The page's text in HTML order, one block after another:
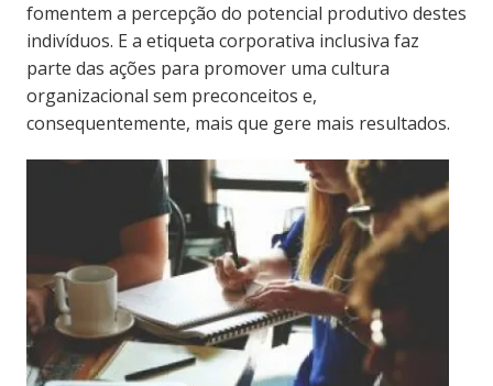
fomentem a percepção do potencial produtivo destes
indivíduos. E a etiqueta corporativa inclusiva faz
parte das ações para promover uma cultura
organizacional sem preconceitos e,
consequentemente, mais que gere mais resultados.